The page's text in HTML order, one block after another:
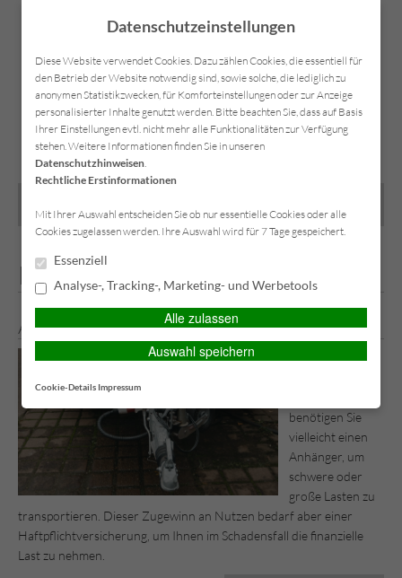
Anfahrt Kontakt Datenschutz Impressum SIMPLR-LOGIN
Privat-Versicherungen
Anhängerversicherung
Wenn Sie einen
benötigen Sie
vielleicht einen
Anhänger, um
schwere oder
große Lasten zu
transportieren. Dieser Zugewinn an Nutzen bedarf aber einer
Haftpflichtversicherung, um Ihnen im Schadensfall die finanzielle
Last zu nehmen.
Datenschutzeinstellungen
Diese Website verwendet Cookies. Dazu zählen Cookies, die essentiell für
den Betrieb der Website notwendig sind, sowie solche, die lediglich zu
anonymen Statistikzwecken, für Komforteinstellungen oder zur Anzeige
personalisierter Inhalte genutzt werden. Bitte beachten Sie, dass auf Basis
Ihrer Einstellungen evtl. nicht mehr alle Funktionalitäten zur Verfügung
stehen. Weitere Informationen finden Sie in unseren
Datenschutzhinweisen.
Rechtliche Erstinformationen
Mit Ihrer Auswahl entscheiden Sie ob nur essentielle Cookies oder alle
Cookies zugelassen werden. Ihre Auswahl wird für 7 Tage gespeichert.
Essenziell
Analyse-, Tracking-, Marketing- und Werbetools
Alle zulassen
Auswahl speichern
Cookie-Details Impressum